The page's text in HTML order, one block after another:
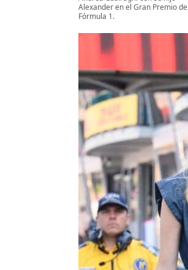
Alexander en el Gran Premio de
Fórmula 1.